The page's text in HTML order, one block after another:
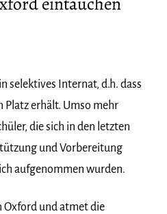
selektives Internat, d.h. dass
Platz erhält. Umso mehr
die sich in den letzten
und Vorbereitung
aufgenommen wurden.
Oxford und atmet die